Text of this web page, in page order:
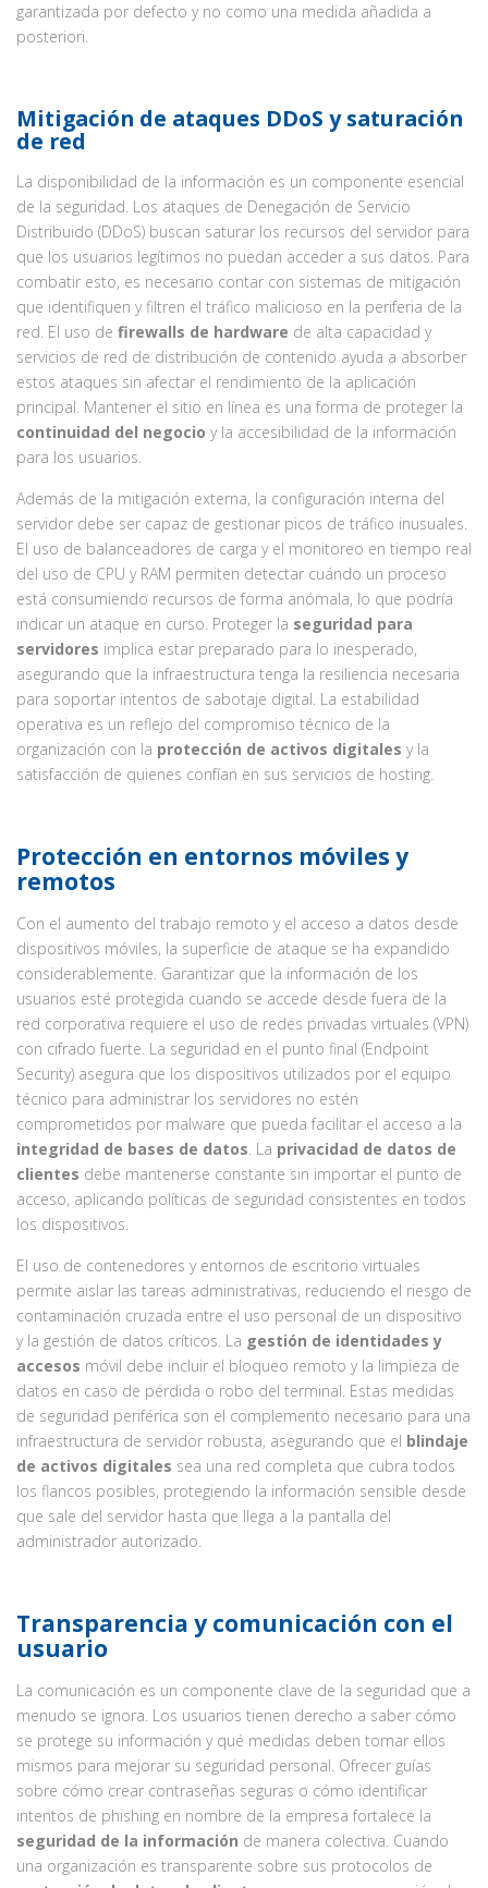
garantizada por defecto y no como una medida añadida a
posteriori.
Mitigación de ataques DDoS y saturación
de red
La disponibilidad de la información es un componente esencial
de la seguridad. Los ataques de Denegación de Servicio
Distribuido (DDoS) buscan saturar los recursos del servidor para
que los usuarios legítimos no puedan acceder a sus datos. Para
combatir esto, es necesario contar con sistemas de mitigación
que identifiquen y filtren el tráfico malicioso en la periferia de la
red. El uso de firewalls de hardware de alta capacidad y
servicios de red de distribución de contenido ayuda a absorber
estos ataques sin afectar el rendimiento de la aplicación
principal. Mantener el sitio en línea es una forma de proteger la
continuidad del negocio y la accesibilidad de la información
para los usuarios.
Además de la mitigación externa, la configuración interna del
servidor debe ser capaz de gestionar picos de tráfico inusuales.
El uso de balanceadores de carga y el monitoreo en tiempo real
del uso de CPU y RAM permiten detectar cuándo un proceso
está consumiendo recursos de forma anómala, lo que podría
indicar un ataque en curso. Proteger la seguridad para
servidores implica estar preparado para lo inesperado,
asegurando que la infraestructura tenga la resiliencia necesaria
para soportar intentos de sabotaje digital. La estabilidad
operativa es un reflejo del compromiso técnico de la
organización con la protección de activos digitales y la
satisfacción de quienes confían en sus servicios de hosting.
Protección en entornos móviles y
remotos
Con el aumento del trabajo remoto y el acceso a datos desde
dispositivos móviles, la superficie de ataque se ha expandido
considerablemente. Garantizar que la información de los
usuarios esté protegida cuando se accede desde fuera de la
red corporativa requiere el uso de redes privadas virtuales (VPN)
con cifrado fuerte. La seguridad en el punto final (Endpoint
Security) asegura que los dispositivos utilizados por el equipo
técnico para administrar los servidores no estén
comprometidos por malware que pueda facilitar el acceso a la
integridad de bases de datos. La privacidad de datos de
clientes debe mantenerse constante sin importar el punto de
acceso, aplicando políticas de seguridad consistentes en todos
los dispositivos.
El uso de contenedores y entornos de escritorio virtuales
permite aislar las tareas administrativas, reduciendo el riesgo de
contaminación cruzada entre el uso personal de un dispositivo
y la gestión de datos críticos. La gestión de identidades y
accesos móvil debe incluir el bloqueo remoto y la limpieza de
datos en caso de pérdida o robo del terminal. Estas medidas
de seguridad periférica son el complemento necesario para una
infraestructura de servidor robusta, asegurando que el blindaje
de activos digitales sea una red completa que cubra todos
los flancos posibles, protegiendo la información sensible desde
que sale del servidor hasta que llega a la pantalla del
administrador autorizado.
Transparencia y comunicación con el
usuario
La comunicación es un componente clave de la seguridad que a
menudo se ignora. Los usuarios tienen derecho a saber cómo
se protege su información y qué medidas deben tomar ellos
mismos para mejorar su seguridad personal. Ofrecer guías
sobre cómo crear contraseñas seguras o cómo identificar
intentos de phishing en nombre de la empresa fortalece la
seguridad de la información de manera colectiva. Cuando
una organización es transparente sobre sus protocolos de